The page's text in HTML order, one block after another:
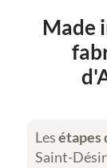
Made
Lesétapes
Saint-